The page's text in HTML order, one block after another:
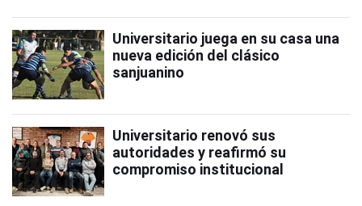
Universitario juega en su casa una
nueva edición del clásico
sanjuanino
Universitario renovó sus
autoridades y reafirmó su
compromiso institucional